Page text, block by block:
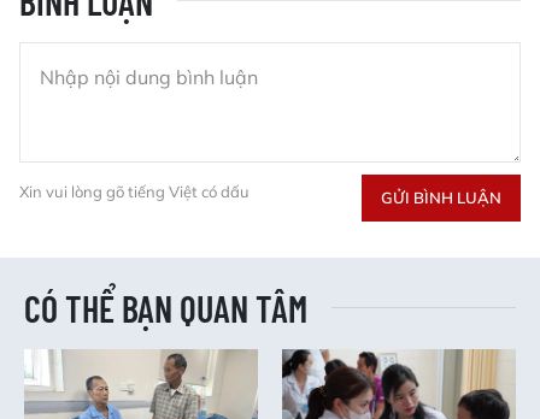
Xin vui lòng gõ tiếng Việt có dấu GỬI BÌNH LUẬN
CÓ THỂ BẠN QUAN TÂM